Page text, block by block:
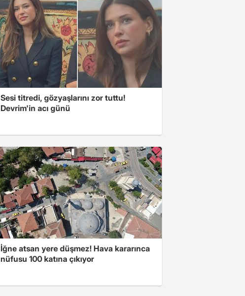
Sesi titredi, gözyaşlarını zor tuttu!
Devrim'in acı günü
İğne atsan yere düşmez! Hava kararınca
nüfusu 100 katına çıkıyor